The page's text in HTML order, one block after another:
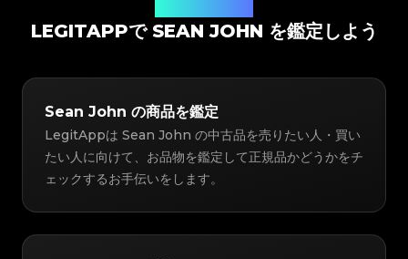
LEGITAPPで SEAN JOHN を鑑定しよう
Sean John の商品を鑑定
LegitAppは Sean John の中古品を売りたい人・買い
たい人に向けて、お品物を鑑定して正規品かどうかをチ
ェックするお手伝いをします。